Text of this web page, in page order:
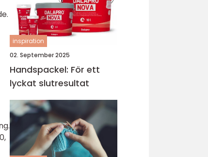
inspiration
02. September 2025
Handspackel: För ett
lyckat slutresultat